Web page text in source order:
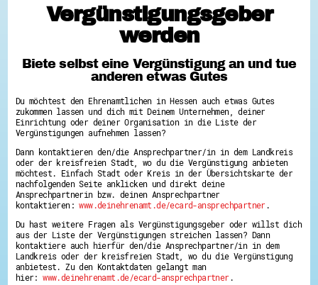
Vergünstigungsgeber
werden
Biete selbst eine Vergünstigung an und tue
anderen etwas Gutes
Du möchtest den Ehrenamtlichen in Hessen auch etwas Gutes
zukommen lassen und dich mit Deinem Unternehmen, deiner
Einrichtung oder deiner Organisation in die Liste der
Vergünstigungen aufnehmen lassen?
Dann kontaktieren den/die Ansprechpartner/in in dem Landkreis
oder der kreisfreien Stadt, wo du die Vergünstigung anbieten
möchtest. Einfach Stadt oder Kreis in der Übersichtskarte der
nachfolgenden Seite anklicken und direkt deine
Ansprechpartnerin bzw. deinen Ansprechpartner
kontaktieren:www.deinehrenamt.de/ecard-ansprechpartner .
Du hast weitere Fragen als Vergünstigungsgeber oder willst dich
aus der Liste der Vergünstigungen streichen lassen? Dann
kontaktiere auch hierfür den/die Ansprechpartner/in in dem
Landkreis oder der kreisfreien Stadt, wo du die Vergünstigung
anbietest. Zu den Kontaktdaten gelangt man
hier:www.deinehrenamt.de/ecard-ansprechpartner .